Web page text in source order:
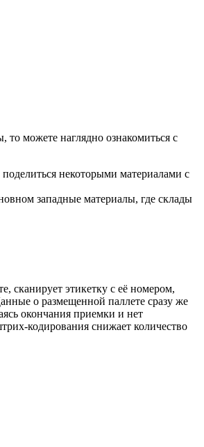
то можете наглядно ознакомиться с
некоторыми материалами с
западные материалы, где склады
сканирует этикетку с её номером,
о размещенной паллете сразу же
окончания приемки и нет
кодирования снижает количество